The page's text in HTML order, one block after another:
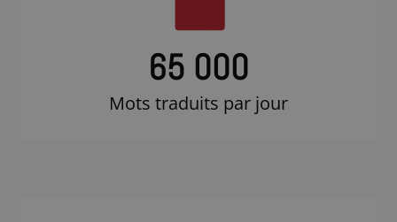
65 000
Mots traduits par jour